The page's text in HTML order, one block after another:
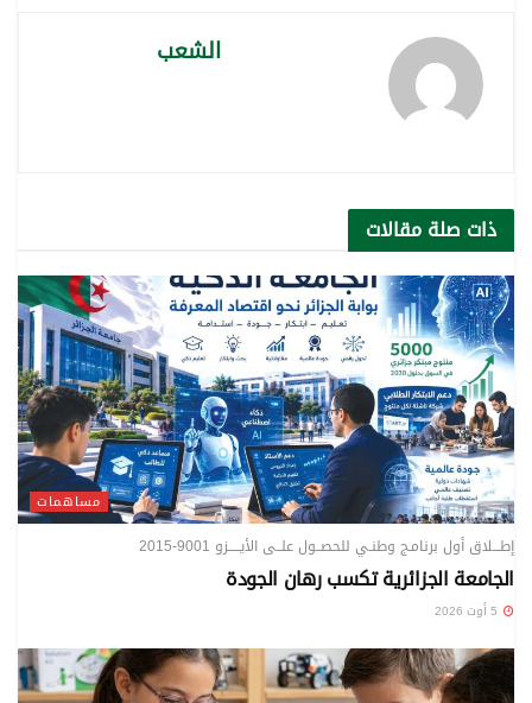
الشعب
ذات صلةمقالات
مساهمات
إطـــلاق أول برنامـج وطنـي للحصــول علــى الأيـــــزو 9001-2015
الجامعة الجزائرية تكسب رهان الجودة